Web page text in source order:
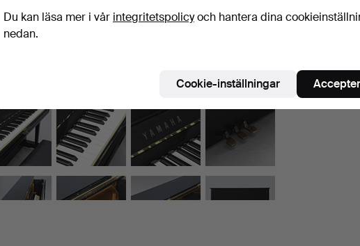
Du kan läsa mer i vår integritetspolicyoch hantera dina
nedan.
Cookie-inställningar